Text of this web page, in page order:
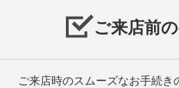
ご来店前
ご来店時のスムーズなお手続き